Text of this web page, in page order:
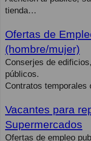
tienda…
Ofertas de
(hombre/mujer)
Conserjes de
públicos.
Contratos temporales
Vacantes para
Supermercados
Ofertas de empleo